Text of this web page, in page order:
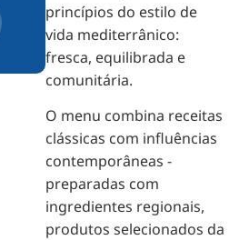
princípios do estilo de
vida mediterrânico:
fresca, equilibrada e
comunitária.
O menu combina receitas
clássicas com influências
contemporâneas -
preparadas com
ingredientes regionais,
produtos selecionados da